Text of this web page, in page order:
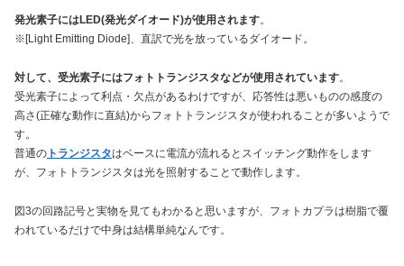
発光素子にはLED(発光ダイオード)が使用されます。
※[Light Emitting Diode]、直訳で光を放っているダイオード。
対して、受光素子にはフォトトランジスタなどが使用されています。
受光素子によって利点・欠点があるわけですが、応答性は悪いものの感度の
高さ(正確な動作に直結)からフォトトランジスタが使われることが多いようで
す。
普通の トランジスタはベースに電流が流れるとスイッチング動作をします
が、フォトトランジスタは光を照射することで動作します。
図3の回路記号と実物を見てもわかると思いますが、フォトカプラは樹脂で覆
われているだけで中身は結構単純なんです。